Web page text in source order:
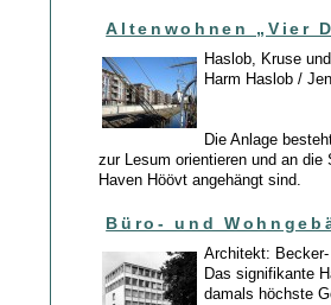
Altenwohnen „Vier
Haslob, Kruse
Harm Haslob /
Die Anlage
zur Lesum orientieren und an
Haven Höövt angehängt sind.
Büro- und
Architekt:
Das signifikante
damals höchste